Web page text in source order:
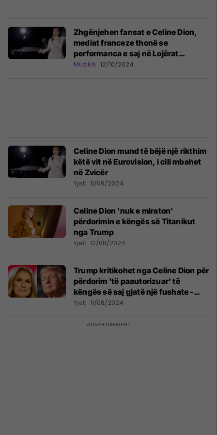
Zhgënjehen fansat e Celine Dion,
mediat franceze thonë se
performanca e saj në Lojërat
Olimpike ishte incizuar
Muzikë 12/10/2024
Celine Dion mund të bëjë një rikthim
këtë vit në Eurovision, i cili mbahet
në Zvicër
Yjet 11/09/2024
Celine Dion 'nuk e miraton'
përdorimin e këngës së Titanikut
nga Trump
Yjet 12/08/2024
Trump kritikohet nga Celine Dion për
përdorim 'të paautorizuar' të
këngës së saj gjatë një fushate -
fansat i luten që ta padisë atë
Yjet 11/08/2024